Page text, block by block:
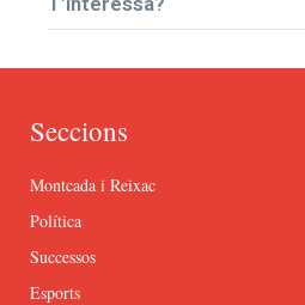
Seccions
Montcada i Reixac
Política
Successos
Esports